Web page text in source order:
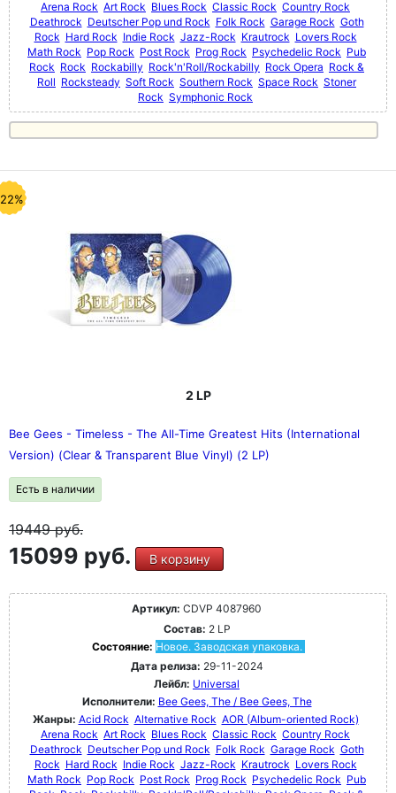
Arena Rock Art Rock Blues Rock Classic Rock Country Rock
Deathrock Deutscher Pop und Rock Folk Rock Garage Rock Goth
Rock Hard Rock Indie Rock Jazz-Rock Krautrock Lovers Rock
Math Rock Pop Rock Post Rock Prog Rock Psychedelic Rock Pub
Rock Rock Rockabilly Rock'n'Roll/Rockabilly Rock Opera Rock &
Roll Rocksteady Soft Rock Southern Rock Space Rock Stoner
Rock Symphonic Rock
2 LP
Bee Gees - Timeless - The All-Time Greatest Hits (International
Version) (Clear & Transparent Blue Vinyl) (2 LP)
Есть в наличии
19449руб.
15099 руб. В корзину
Артикул: CDVP 4087960
Состав: 2 LP
Состояние: Новое. Заводская упаковка.
Дата релиза: 29-11-2024
Лейбл: Universal
Исполнители: Bee Gees, The / Bee Gees, The
Жанры: Acid Rock Alternative Rock AOR (Album-oriented Rock)
Arena Rock Art Rock Blues Rock Classic Rock Country Rock
Deathrock Deutscher Pop und Rock Folk Rock Garage Rock Goth
Rock Hard Rock Indie Rock Jazz-Rock Krautrock Lovers Rock
Math Rock Pop Rock Post Rock Prog Rock Psychedelic Rock Pub